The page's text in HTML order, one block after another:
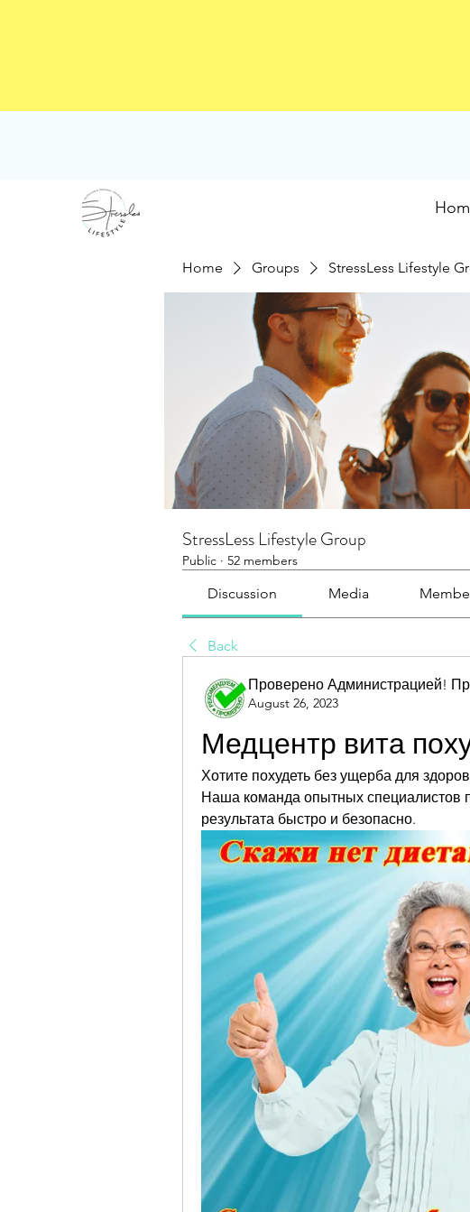
Home Groups StressLess Lifestyle
StressLess Lifestyle Group
Public · 52 members
Discussion Media
Back
Проверено Администрацией!
August 26, 2023
Медцентр вита
Хотите похудеть без ущерба для
Наша команда опытных специалистов
результата быстро и безопасно.